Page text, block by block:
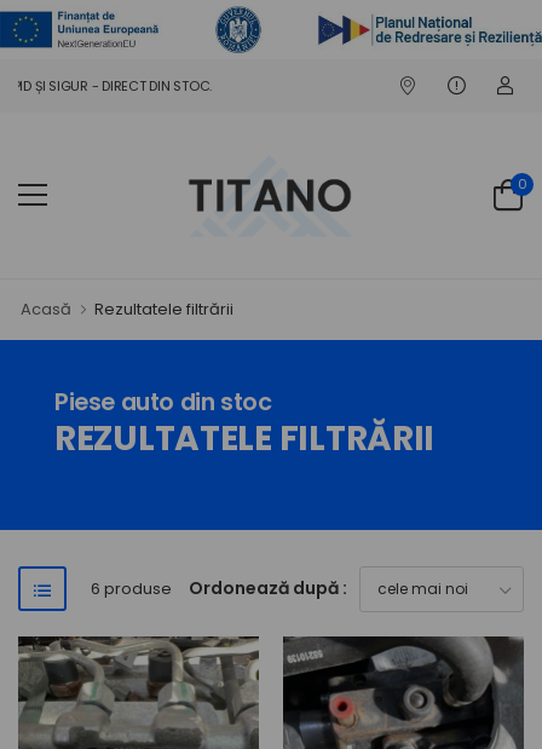
ȘI SIGUR - DIRECT DIN STOC.
0
Acasă Rezultatele filtrării
Piese auto din stoc
REZULTATELE FILTRĂRII
6 produse Ordonează după :